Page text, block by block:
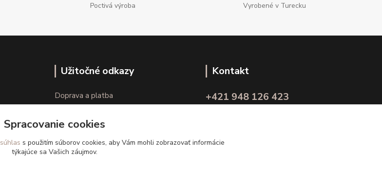
Poctivá výroba
Vyrobené v Turecku
Užitočné odkazy
Doprava a platba
Kontakt
+421 948 126 423
Spracovanie cookies
súhlas s použitím súborov cookies, aby Vám mohli zobrazovať informácie
týkajúce sa Vašich záujmov.